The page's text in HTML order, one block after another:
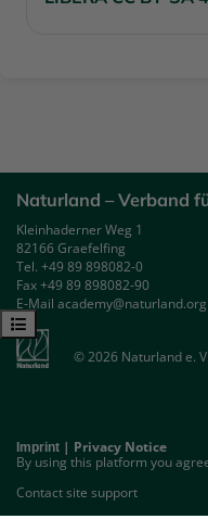
Open course index
Naturland – Verband
Kleinhaderner Weg 1
82166 Graefelfing
Tel. +49 89 898082-0
Fax +49 89 898082-90
E-Mail academy@naturland.org
© 2026 Naturland e.
Imprint | Privacy Notice
By using this platform you
Contact site support